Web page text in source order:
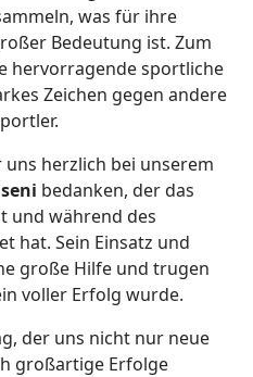
was für ihre
Bedeutung ist. Zum
hervorragende sportliche
Zeichen gegen andere
herzlich bei unserem
bedanken, der das
und während des
hat. Sein Einsatz und
große Hilfe und trugen
voller Erfolg wurde.
der uns nicht nur neue
großartige Erfolge